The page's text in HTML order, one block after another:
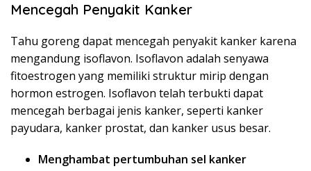
Mencegah Penyakit Kanker
Tahu goreng dapat mencegah penyakit kanker karena
mengandung isoflavon. Isoflavon adalah senyawa
fitoestrogen yang memiliki struktur mirip dengan
hormon estrogen. Isoflavon telah terbukti dapat
mencegah berbagai jenis kanker, seperti kanker
payudara, kanker prostat, dan kanker usus besar.
Menghambat pertumbuhan sel kanker